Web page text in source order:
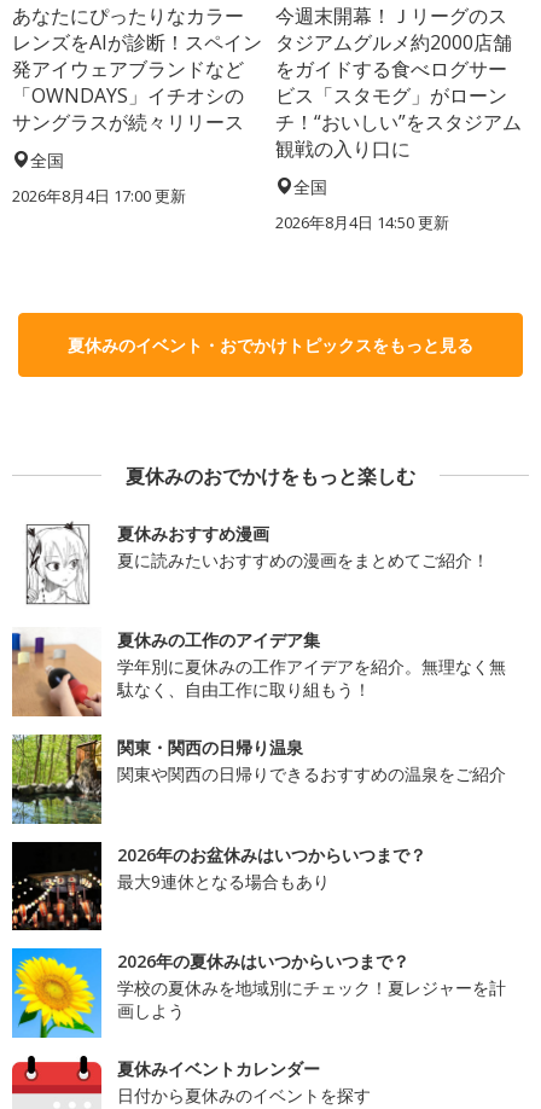
あなたにぴったりなカラー
レンズをAIが診断！スペイン
発アイウェアブランドなど
「OWNDAYS」イチオシの
サングラスが続々リリース
全国
2026年8月4日 17:00更新
今週末開幕！Ｊリーグのス
タジアムグルメ約2000店舗
をガイドする食べログサー
ビス「スタモグ」がローン
チ！“おいしい”をスタジアム
観戦の入り口に
全国
2026年8月4日 14:50更新
夏休みのイベント・おでかけトピックスをもっと見る
夏休みのおでかけをもっと楽しむ
夏休みおすすめ漫画
夏に読みたいおすすめの漫画をまとめてご紹介！
夏休みの工作のアイデア集
学年別に夏休みの工作アイデアを紹介。無理なく無
駄なく、自由工作に取り組もう！
関東・関西の日帰り温泉
関東や関西の日帰りできるおすすめの温泉をご紹介
2026年のお盆休みはいつからいつまで？
最大9連休となる場合もあり
2026年の夏休みはいつからいつまで？
学校の夏休みを地域別にチェック！夏レジャーを計
画しよう
夏休みイベントカレンダー
日付から夏休みのイベントを探す